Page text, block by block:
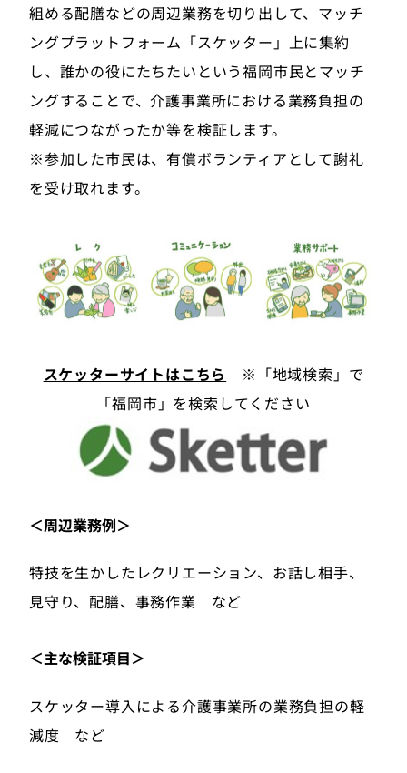
組める配膳などの周辺業務を切り出して、マッチ
ングプラットフォーム「スケッター」上に集約
し、誰かの役にたちたいという福岡市民とマッチ
ングすることで、介護事業所における業務負担の
軽減につながったか等を検証します。
※参加した市民は、有償ボランティアとして謝礼
を受け取れます。
スケッターサイトはこちら
※「地域検索」で
「福岡市」を検索してください
＜周辺業務例＞
特技を生かしたレクリエーション、お話し相手、
見守り、配膳、事務作業 など
＜主な検証項目＞
スケッター導入による介護事業所の業務負担の軽
減度 など